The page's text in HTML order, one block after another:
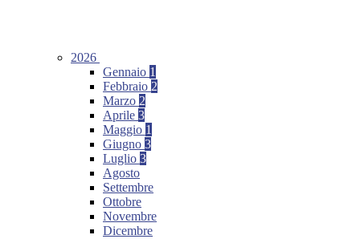
2026
Gennaio 1
Febbraio 2
Marzo 2
Aprile 3
Maggio 1
Giugno 3
Luglio 3
Agosto
Settembre
Ottobre
Novembre
Dicembre